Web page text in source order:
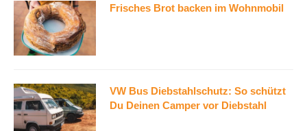
Frisches Brot backen im Wohnmobil
VW Bus Diebstahlschutz: So schützt
Du Deinen Camper vor Diebstahl